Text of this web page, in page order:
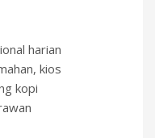
harian
kios
kopi